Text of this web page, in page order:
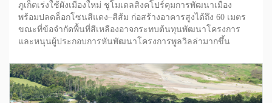
ภูเก็ตเร่งใช้ผังเมืองใหม่ ชูโมเดลสิงคโปร์คุมการพัฒนาเมือง
พร้อมปลดล็อกโซนสีแดง–สีส้ม ก่อสร้างอาคารสูงได้ถึง 60 เมตร
ขณะที่ข้อจำกัดพื้นที่สีเหลืองอาจกระทบต้นทุนพัฒนาโครงการ
และหนุนผู้ประกอบการหันพัฒนาโครงการพูลวิลล่ามากขึ้น